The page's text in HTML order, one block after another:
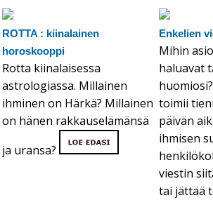
ROTTA : kiinalainen
horoskooppi
Rotta kiinalaisessa
astrologiassa. Millainen
ihminen on Härkä? Millainen
on hänen rakkauselämänsä
ja uransa?
Enkelien
Mihin
haluavat
toimii
päivän
ihmisen
viestin
tai jättää